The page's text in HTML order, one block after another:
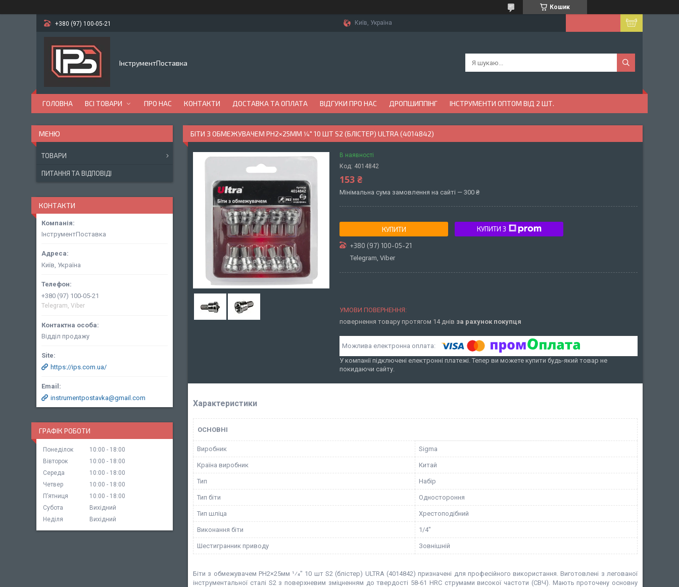
Кошик
+380 (97) 100-05-21 Київ, Україна
ІнструментПоставка
ГОЛОВНА ВСІ ТОВАРИ ПРО НАС КОНТАКТИ ДОСТАВКА ТА ОПЛАТА ВІДГУКИ ПРО НАС ДРОПШИППІНГ ІНСТРУМЕНТИ ОПТОМ ВІД 2 ШТ.
БІТИ З ОБМЕЖУВАЧЕМ PH2×25ММ 1⁄4" 10 ШТ S2 (БЛІСТЕР) ULTRA (4014842)
В наявності
Код: 4014842
153 ₴
Мінімальна сума замовлення на сайті — 300 ₴
КУПИТИ КУПИТИ З
+380 (97) 100-05-21
Telegram, Viber
повернення товару протягом 14 днів за рахунок покупця
У компанії підключені електронні платежі. Тепер ви можете купити будь-який товар не
покидаючи сайту.
Характеристики
ОСНОВНІ
Виробник Sigma
Країна виробник Китай
Тип Набір
Тип біти Одностороння
Тип шліца Хрестоподібний
Виконання біти 1/4"
Шестигранник приводу Зовнішній
Біти з обмежувачем PH2×25мм 1⁄4" 10 шт S2 (блістер) ULTRA (4014842) призначені для професійного використання. Виготовлені з легованої
інструментальної сталі S2 з поверхневим зміцненням до твердості 58-61 HRC струмами високої частоти (СВЧ). Мають проточену основну
ТОВАРИ
ПИТАННЯ ТА ВІДПОВІДІ
КОНТАКТИ
ІнструментПоставка
Київ, Україна
+380 (97) 100-05-21
Telegram, Viber
Відділ продажу
https://ips.com.ua/
instrumentpostavka@gmail.com
ГРАФІК РОБОТИ
Понеділок 10:00
18:00
Вівторок
10:00
18:00
Середа
10:00
18:00
Четвер
10:00
18:00
Пʼятниця
10:00
18:00
Субота
Вихідний
Неділя
Вихідний